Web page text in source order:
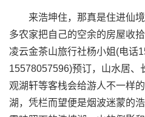
来浩坤住，那真是住进仙境
多农家把自己的空余的房屋收
凌云金茶山旅行社杨小姐(电话
15578057596)预订，山水居、
观湖轩等客栈会给游人不一样
湖，凭栏而望便是烟波迷蒙的